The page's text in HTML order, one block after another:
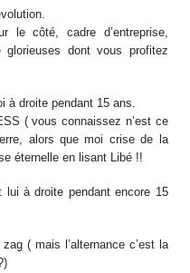
le côté, cadre d’entreprise,
glorieuses dont vous profitez
à droite pendant 15 ans.
( vous connaissez n’est ce
alors que moi crise de la
éternelle en lisant Libé !!
lui à droite pendant encore 15
( mais l’alternance c’est la